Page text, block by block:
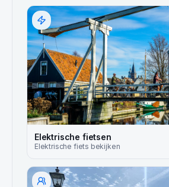
Elektrische fietsen
Elektrische fiets bekijken